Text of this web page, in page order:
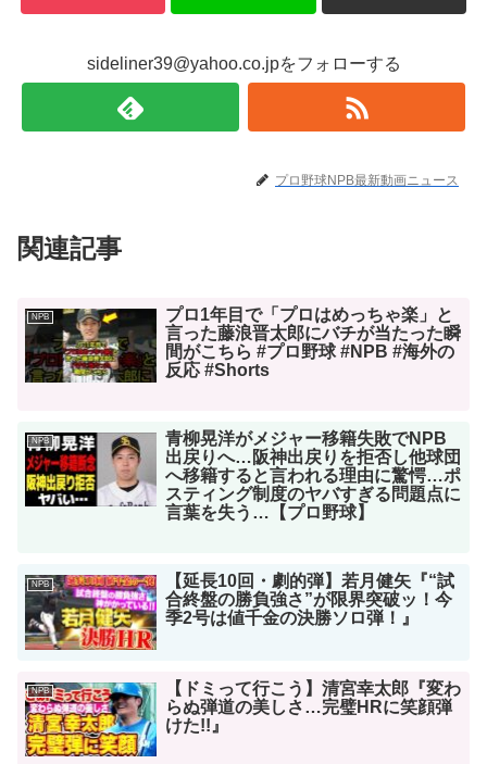
sideliner39@yahoo.co.jpをフォローする
プロ野球NPB最新動画ニュース
関連記事
NPB
プロ1年目で「プロはめっちゃ楽」と
言った藤浪晋太郎にバチが当たった瞬
間がこちら #プロ野球 #NPB #海外の
反応 #Shorts
NPB
青柳晃洋がメジャー移籍失敗でNPB
出戻りへ…阪神出戻りを拒否し他球団
へ移籍すると言われる理由に驚愕…ポ
スティング制度のヤバすぎる問題点に
言葉を失う…【プロ野球】
NPB
【延長10回・劇的弾】若月健矢『“試
合終盤の勝負強さ”が限界突破ッ！今
季2号は値千金の決勝ソロ弾！』
NPB
【ドミって行こう】清宮幸太郎『変わ
らぬ弾道の美しさ…完璧HRに笑顔弾
けた!!』